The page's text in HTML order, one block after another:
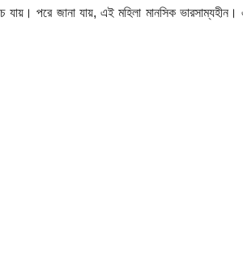
যায়। পরে জানা যায়, এই মহিলা মানসিক